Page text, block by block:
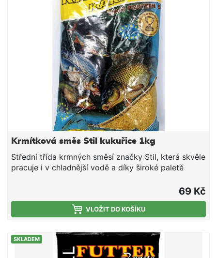
Krmítková směs Stil kukuřice 1kg
Střední třída krmných směsí značky Stil, která skvěle
pracuje i v chladnější vodě a díky široké paletě
pravou směs pro daný revír či cílovou rybu. V rámci
poměru ceny a nabízené kvality tyto směsi jen těžko
hledají konkurenci - doporučujeme. Složení: Mleté
pečivo Mletá obilná zrna Drcená olejnatá
semena Aromata Vysoký obsah proteinů Světlá
krmítková směs s příchutí scopex, která je
uzpůsobena především k lovu kaprů.
69 Kč
VLOŽIT DO KOŠÍKU
SKLADEM